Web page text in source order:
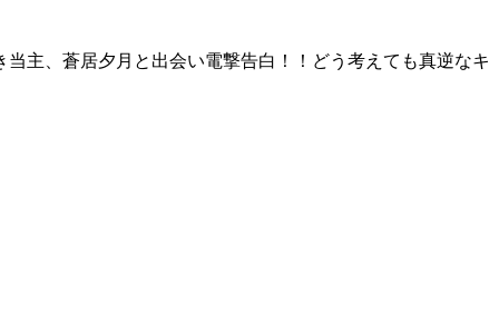
主、蒼居夕月と出会い電撃告白！！どう考えても真逆なキ